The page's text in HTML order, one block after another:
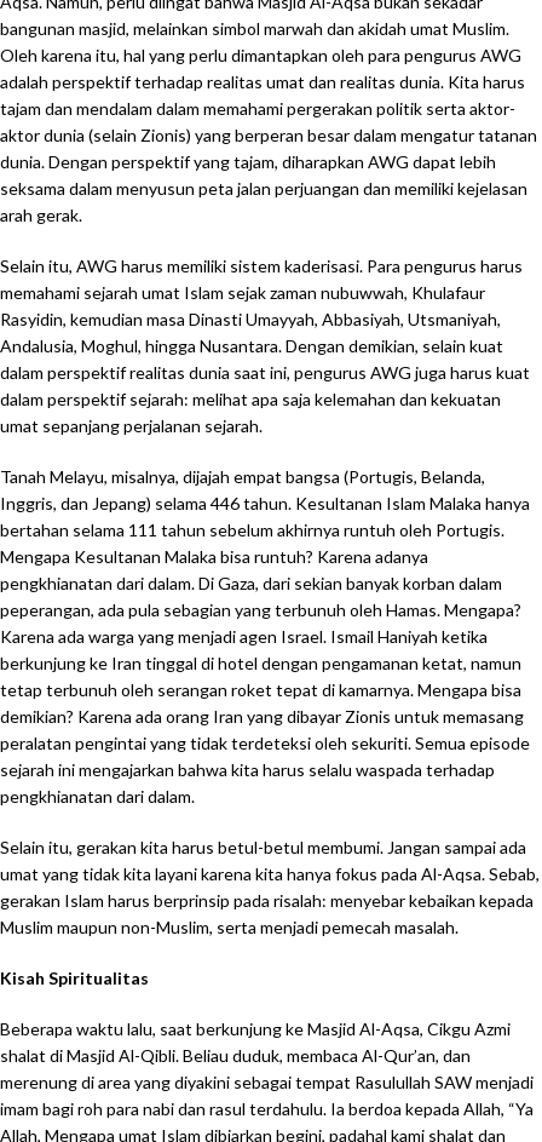
bangunan masjid, melainkan simbol marwah dan akidah umat Muslim.
Oleh karena itu, hal yang perlu dimantapkan oleh para pengurus AWG
adalah perspektif terhadap realitas umat dan realitas dunia. Kita harus
tajam dan mendalam dalam memahami pergerakan politik serta aktor-
aktor dunia (selain Zionis) yang berperan besar dalam mengatur tatanan
dunia. Dengan perspektif yang tajam, diharapkan AWG dapat lebih
seksama dalam menyusun peta jalan perjuangan dan memiliki kejelasan
arah gerak.
Selain itu, AWG harus memiliki sistem kaderisasi. Para pengurus harus
memahami sejarah umat Islam sejak zaman nubuwwah, Khulafaur
Rasyidin, kemudian masa Dinasti Umayyah, Abbasiyah, Utsmaniyah,
Andalusia, Moghul, hingga Nusantara. Dengan demikian, selain kuat
dalam perspektif realitas dunia saat ini, pengurus AWG juga harus kuat
dalam perspektif sejarah: melihat apa saja kelemahan dan kekuatan
umat sepanjang perjalanan sejarah.
Tanah Melayu, misalnya, dijajah empat bangsa (Portugis, Belanda,
Inggris, dan Jepang) selama 446 tahun. Kesultanan Islam Malaka hanya
bertahan selama 111 tahun sebelum akhirnya runtuh oleh Portugis.
Mengapa Kesultanan Malaka bisa runtuh? Karena adanya
pengkhianatan dari dalam. Di Gaza, dari sekian banyak korban dalam
peperangan, ada pula sebagian yang terbunuh oleh Hamas. Mengapa?
Karena ada warga yang menjadi agen Israel. Ismail Haniyah ketika
berkunjung ke Iran tinggal di hotel dengan pengamanan ketat, namun
tetap terbunuh oleh serangan roket tepat di kamarnya. Mengapa bisa
demikian? Karena ada orang Iran yang dibayar Zionis untuk memasang
peralatan pengintai yang tidak terdeteksi oleh sekuriti. Semua episode
sejarah ini mengajarkan bahwa kita harus selalu waspada terhadap
pengkhianatan dari dalam.
Selain itu, gerakan kita harus betul-betul membumi. Jangan sampai ada
umat yang tidak kita layani karena kita hanya fokus pada Al-Aqsa. Sebab,
gerakan Islam harus berprinsip pada risalah: menyebar kebaikan kepada
Muslim maupun non-Muslim, serta menjadi pemecah masalah.
Kisah Spiritualitas
Beberapa waktu lalu, saat berkunjung ke Masjid Al-Aqsa, Cikgu Azmi
shalat di Masjid Al-Qibli. Beliau duduk, membaca Al-Qur’an, dan
merenung di area yang diyakini sebagai tempat Rasulullah SAW menjadi
imam bagi roh para nabi dan rasul terdahulu. Ia berdoa kepada Allah, “Ya
Allah, Mengapa umat Islam dibiarkan begini, padahal kami shalat dan